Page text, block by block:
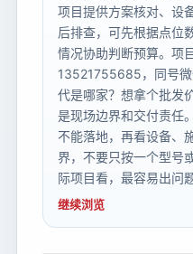
项目提供方案核对、设
后排查，可先根据点位
情况协助判断预算。项
13521755685，同号微
代是哪家？想拿个批发
是现场边界和交付责任
不能落地，再看设备、
界，不要只按一个型号
际项目看，最容易出问
继续浏览